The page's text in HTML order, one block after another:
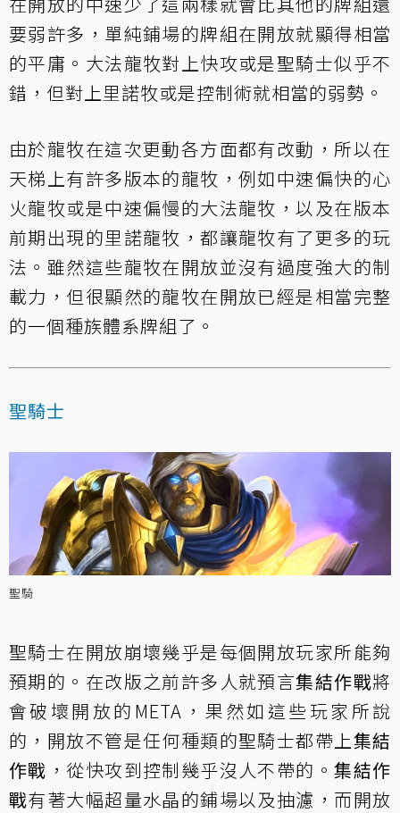
要弱許多，單純鋪場的牌組在開放就顯得相當
的平庸。大法龍牧對上快攻或是聖騎士似乎不
錯，但對上里諾牧或是控制術就相當的弱勢。
由於龍牧在這次更動各方面都有改動，所以在
天梯上有許多版本的龍牧，例如中速偏快的心
火龍牧或是中速偏慢的大法龍牧，以及在版本
前期出現的里諾龍牧，都讓龍牧有了更多的玩
法。雖然這些龍牧在開放並沒有過度強大的制
載力，但很顯然的龍牧在開放已經是相當完整
的一個種族體系牌組了。
聖騎士
聖騎
聖騎士在開放崩壞幾乎是每個開放玩家所能夠
預期的。在改版之前許多人就預言集結作戰將
會破壞開放的META，果然如這些玩家所說
的，開放不管是任何種類的聖騎士都帶上集結
作戰 ，從快攻到控制幾乎沒人不帶的。集結作
戰有著大幅超量水晶的鋪場以及抽濾，而開放